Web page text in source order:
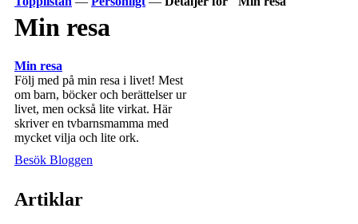
Min resa
Min resa
Följ med på min resa i livet! Mest
om barn, böcker och berättelser ur
livet, men också lite virkat. Här
skriver en tvbarnsmamma med
mycket vilja och lite ork.
Besök Bloggen
Artiklar